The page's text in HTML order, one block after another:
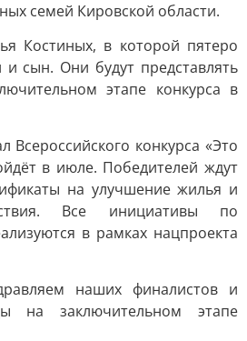
семей Кировской области.
Костиных, в которой пятеро
сын. Они будут представлять
этапе конкурса в
конкурса «Это
в июле. Победителей ждут
на улучшение жилья и
Все инициативы по
в рамках нацпроекта
наших финалистов и
на заключительном этапе